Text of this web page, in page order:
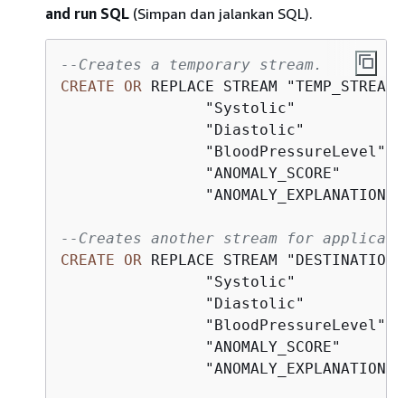
and run SQL (Simpan dan jalankan SQL).
--Creates a temporary stream.
CREATE
OR REPLACE STREAM
CREATE OR REPLACE STREAM